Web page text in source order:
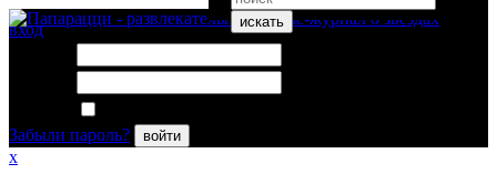
искать
вход
Забыли пароль?
войти
x